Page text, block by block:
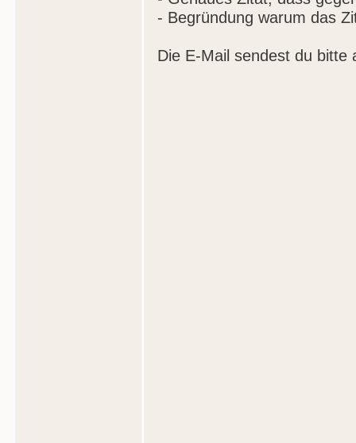
- Begründung warum das
Die E-Mail sendest du bitte